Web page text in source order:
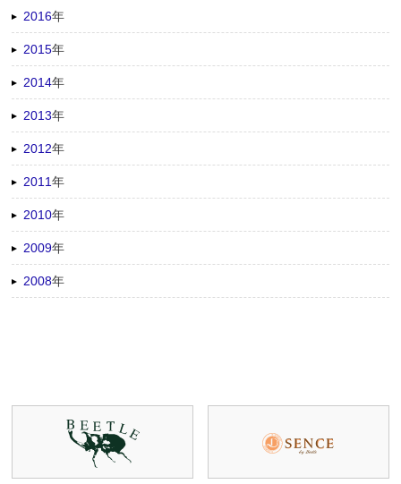
2016年
2015年
2014年
2013年
2012年
2011年
2010年
2009年
2008年